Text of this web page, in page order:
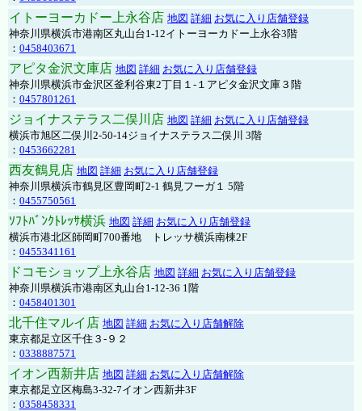
イトーヨーカドー上永谷店 地図 詳細 お気に入り店舗登録
神奈川県横浜市港南区丸山台1-12イトーヨーカドー上永谷3階
： 0458403671
アピタ金沢文庫店 地図 詳細 お気に入り店舗登録
神奈川県横浜市金沢区釜利谷東2丁目１-１アピタ金沢文庫３階
： 0457801261
ジョイナステラス二俣川店 地図 詳細 お気に入り店舗登録
横浜市旭区二俣川2-50-14ジョイナステラス二俣川 3階
： 0453662281
西友鶴見店 地図 詳細 お気に入り店舗登録
神奈川県横浜市鶴見区豊岡町2-1 鶴見フーガ１ 5階
： 0455750561
ｿﾌﾄﾊﾞﾝｸﾄﾚｯｻ横浜 地図 詳細 お気に入り店舗登録
横浜市港北区師岡町700番地 トレッサ横浜南棟2F
： 0455341161
ドコモショップ上永谷店 地図 詳細 お気に入り店舗登録
神奈川県横浜市港南区丸山台1-12-36 1階
： 0458401301
北千住マルイ店 地図 詳細 お気に入り店舗解除
東京都足立区千住３-９２
： 0338887571
イオン西新井店 地図 詳細 お気に入り店舗解除
東京都足立区梅島3-32-7イオン西新井3F
： 0358458331